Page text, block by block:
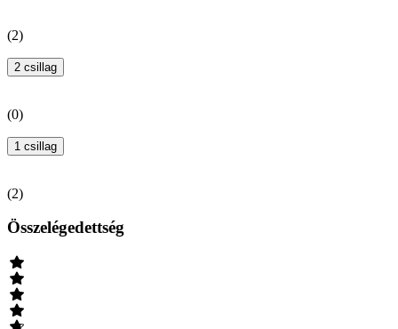
(2)
2 csillag
(0)
1 csillag
(2)
Összelégedettség